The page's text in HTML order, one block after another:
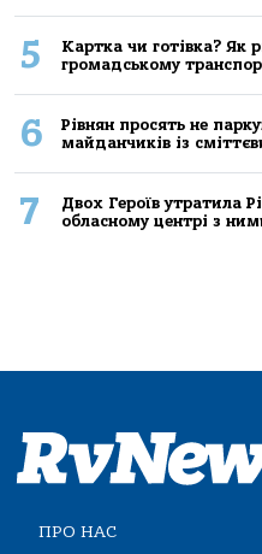
5
Картка чи готівка? Як
громадському
6
Рівнян просять не
майданчиків із
7
Двох Героїв утратила
обласному центрі з
ПРО НАС